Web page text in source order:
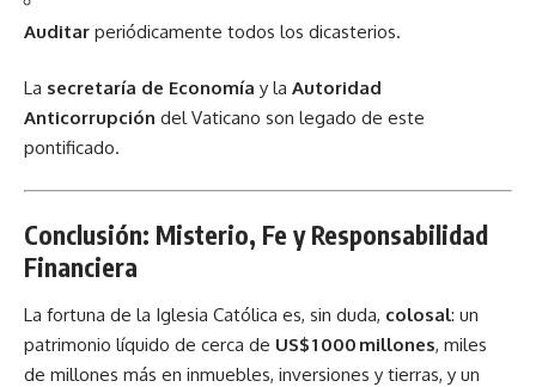
Auditar periódicamente todos los dicasterios.
La secretaría de Economía y la Autoridad
Anticorrupción del Vaticano son legado de este
pontificado.
Conclusión: Misterio, Fe y Responsabilidad
Financiera
La fortuna de la Iglesia Católica es, sin duda, colosal: un
patrimonio líquido de cerca de US$ 1 000 millones, miles
de millones más en inmuebles, inversiones y tierras, y un